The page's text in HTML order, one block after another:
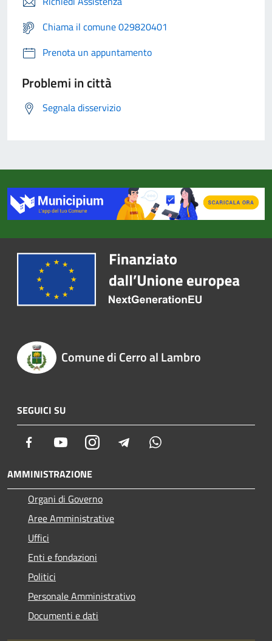
Chiama il comune 029820401
Prenota un appuntamento
Problemi in città
Segnala disservizio
Comune di Cerro al Lambro
SEGUICI SU
Facebook YoutubeInstagram Telegram
AMMINISTRAZIONE
Organi di Governo
Aree Amministrative
Uffici
Enti e fondazioni
Politici
Personale Amministrativo
Documenti e dati